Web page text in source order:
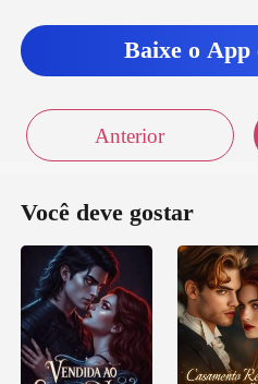
erando
Baixe o App
Anterior
Você deve gostar